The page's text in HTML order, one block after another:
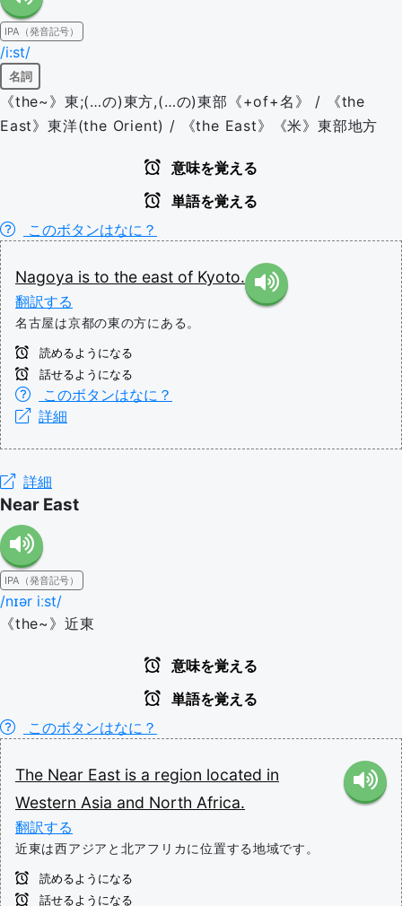
IPA（発音記号）
/i:st/
名詞
《the~》東;(…の)東方,(…の)東部《+of+名》 / 《the
East》東洋(the Orient) / 《the East》《米》東部地方
意味を覚える
単語を覚える
このボタンはなに？
Nagoya is to the east of Kyoto.
翻訳する
名古屋は京都の東の方にある。
読めるようになる
話せるようになる
このボタンはなに？
詳細
詳細
Near East
IPA（発音記号）
/nɪər iːst/
《the~》近東
意味を覚える
単語を覚える
このボタンはなに？
The Near East is a region located in
Western Asia and North Africa.
翻訳する
近東は西アジアと北アフリカに位置する地域です。
読めるようになる
話せるようになる